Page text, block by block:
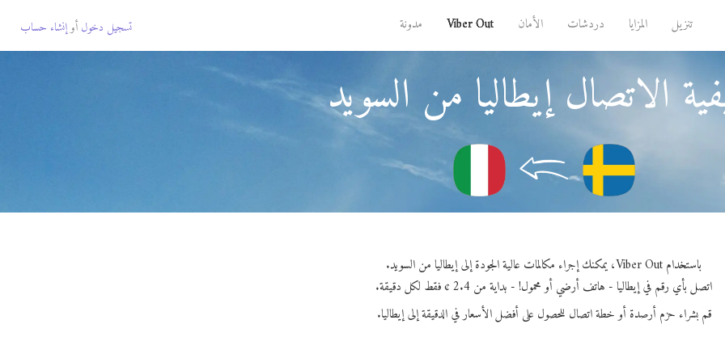
تنزيل المزايا دردشات الأمان Viber Out مدونة تسجيل دخول أوإنشاء حساب
الاتصال إيطاليا من السويد
باستخدام Viber Out، يمكنك إجراء مكالمات عالية الجودة إلى إيطاليا من السويد.
اتصل بأي رقم في إيطاليا - هاتف أرضي أو محمول! - بداية من 2.4 ¢ فقط لكل دقيقة.
قم بشراء حزم أرصدة أو خطة اتصال للحصول على أفضل الأسعار في الدقيقة إلى إيطاليا.